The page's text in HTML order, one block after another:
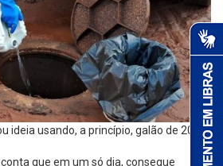
ideia usando, a princípio, galão de 20
que em um só dia, consegue